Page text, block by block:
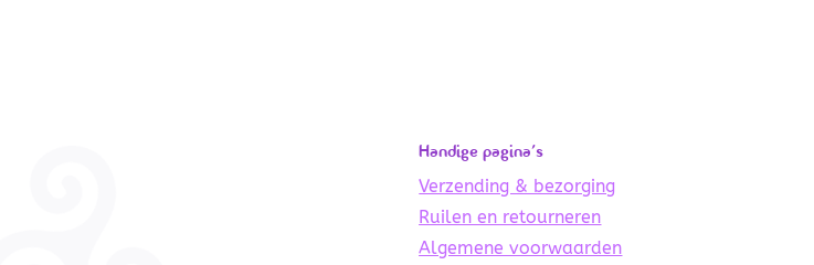
Handige pagina’s
Verzending & bezorging
Ruilen en retourneren
Algemene voorwaarden